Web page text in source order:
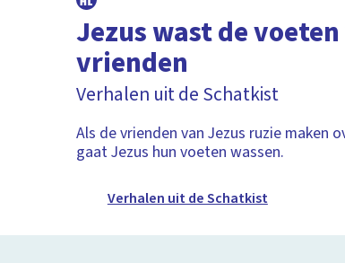
Jezus wast de
vrienden
Verhalen uit de Schatkist
Als de vrienden van Jezus ruzie maken
gaat Jezus hun voeten wassen.
Verhalen uit de Schatkist